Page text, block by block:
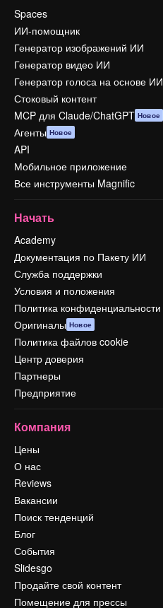
Spaces
ИИ-помощник
Генератор изображений ИИ
Генератор видео ИИ
Генератор голоса на основе ИИ
Стоковый контент
MCP для Claude/ChatGPT Новое
Агенты Новое
API
Мобильное приложение
Все инструменты Magnific
Начать
Academy
Документация по Пакету ИИ
Служба поддержки
Условия и положения
Политика конфиденциальности
Оригиналы Новое
Политика файлов cookie
Центр доверия
Партнеры
Предприятие
Компания
Цены
О нас
Reviews
Вакансии
Поиск тенденций
Блог
События
Slidesgo
Продайте свой контент
Помещение для прессы